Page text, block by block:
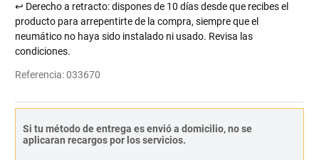
↩ Derecho a retracto: dispones de 10 días desde que recibes el
producto para arrepentirte de la compra, siempre que el
neumático no haya sido instalado ni usado. Revisa las
condiciones.
Referencia:033670
Si tu método de entrega es envió a domicilio, no se
aplicaran recargos por los servicios.